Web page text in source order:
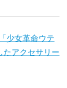
少女革命ウテ
たアクセサリー